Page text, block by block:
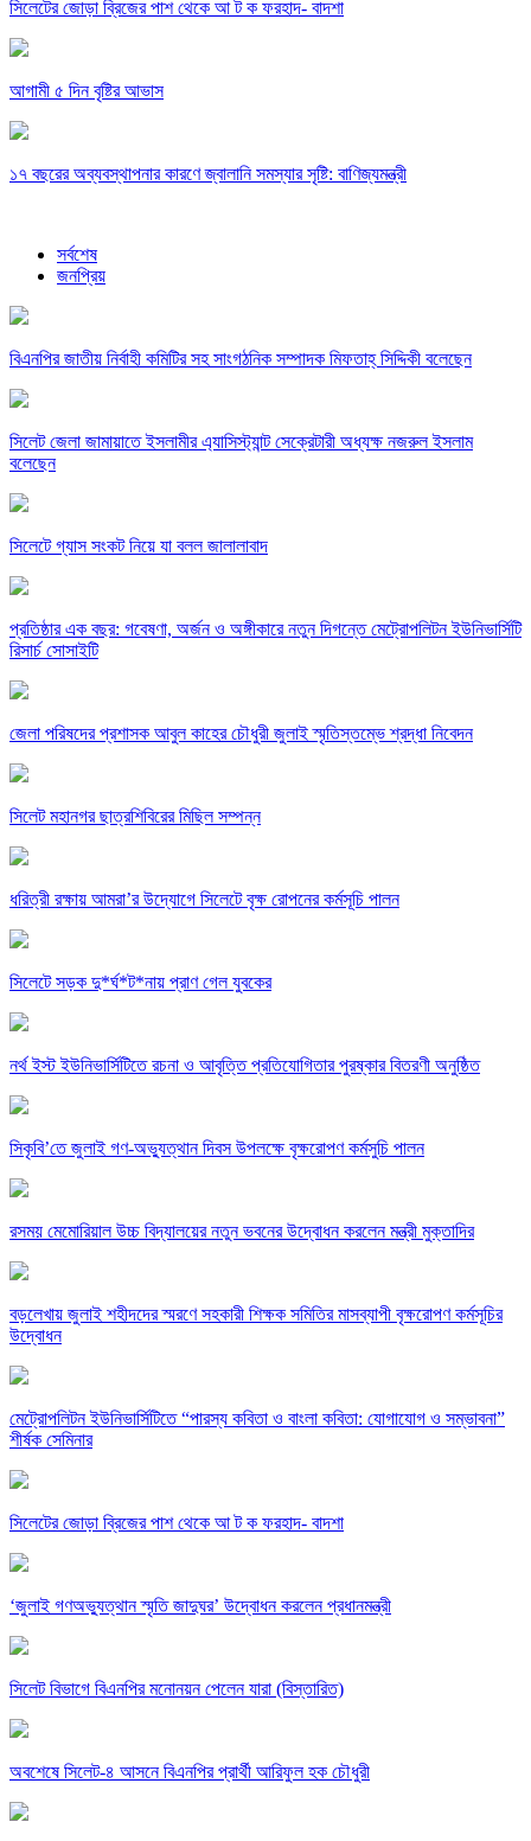
সিলেটের জোড়া ব্রিজের পাশ থেকে আ ট ক ফরহাদ- বাদশা
আগামী ৫ দিন বৃষ্টির আভাস
১৭ বছরের অব্যবস্থাপনার কারণে জ্বালানি সমস্যার সৃষ্টি: বাণিজ্যমন্ত্রী
সর্বশেষ
জনপ্রিয়
বিএনপির জাতীয় নির্বাহী কমিটির সহ সাংগঠনিক সম্পাদক মিফতাহ্ সিদ্দিকী বলেছেন
সিলেট জেলা জামায়াতে ইসলামীর এ্যাসিস্ট্যান্ট সেক্রেটারী অধ্যক্ষ নজরুল ইসলাম
বলেছেন
সিলেটে গ্যাস সংকট নিয়ে যা বলল জালালাবাদ
প্রতিষ্ঠার এক বছর: গবেষণা, অর্জন ও অঙ্গীকারে নতুন দিগন্তে মেট্রোপলিটন ইউনিভার্সিটি
রিসার্চ সোসাইটি
জেলা পরিষদের প্রশাসক আবুল কাহের চৌধুরী জুলাই স্মৃতিস্তম্ভে শ্রদ্ধা নিবেদন
সিলেট মহানগর ছাত্রশিবিরের মিছিল সম্পন্ন
ধরিত্রী রক্ষায় আমরা’র উদ্যোগে সিলেটে বৃক্ষ রোপনের কর্মসূচি পালন
সিলেটে সড়ক দু*র্ঘ*ট*নায় প্রাণ গেল যুবকের
নর্থ ইস্ট ইউনিভার্সিটিতে রচনা ও আবৃত্তি প্রতিযোগিতার পুরষ্কার বিতরণী অনুষ্ঠিত
সিকৃবি’তে জুলাই গণ-অভ্যুত্থান দিবস উপলক্ষে বৃক্ষরোপণ কর্মসুচি পালন
রসময় মেমোরিয়াল উচ্চ বিদ্যালয়ের নতুন ভবনের উদ্বোধন করলেন মন্ত্রী মুক্তাদির
বড়লেখায় জুলাই শহীদদের স্মরণে সহকারী শিক্ষক সমিতির মাসব্যাপী বৃক্ষরোপণ কর্মসূচির
উদ্বোধন
মেট্রোপলিটন ইউনিভার্সিটিতে “পারস্য কবিতা ও বাংলা কবিতা: যোগাযোগ ও সম্ভাবনা”
শীর্ষক সেমিনার
সিলেটের জোড়া ব্রিজের পাশ থেকে আ ট ক ফরহাদ- বাদশা
‘জুলাই গণঅভ্যুত্থান স্মৃতি জাদুঘর’ উদ্বোধন করলেন প্রধানমন্ত্রী
সিলেট বিভাগে বিএনপির মনোনয়ন পেলেন যারা (বিস্তারিত)
অবশেষে সিলেট-৪ আসনে বিএনপির প্রার্থী আরিফুল হক চৌধুরী